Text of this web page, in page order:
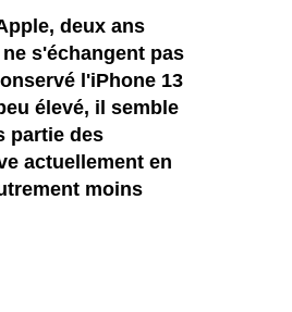
deux ans
s'échangent pas
l'iPhone 13
élevé, il semble
partie des
actuellement en
moins